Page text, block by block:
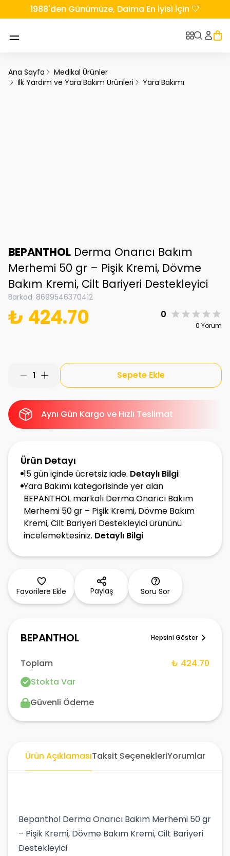
1988'den Günümüze, Daima En İyisi İçin 🤍
Ana Sayfa
Medikal Ürünler
İlk Yardım ve Yara Bakım Ürünleri
Yara Bakımı
BEPANTHOL Derma Onarıcı Bakım
Merhemi 50 gr – Pişik Kremi, Dövme
Bakım Kremi, Cilt Bariyeri Destekleyici
Barkod: 8699546370412
₺ 424.70 0
0 Yorum
1 Sepete Ekle
Aynı Gün Kargo ve Hızlı Teslimat
Ürün Detayı
15 gün içinde ücretsiz iade. Detaylı Bilgi
Yara Bakımı kategorisinde yer alan
BEPANTHOL markalı Derma Onarıcı Bakım
Merhemi 50 gr – Pişik Kremi, Dövme Bakım
Kremi, Cilt Bariyeri Destekleyici ürününü
incelemektesiniz. Detaylı Bilgi
Favorilere Ekle Paylaş Soru Sor
BEPANTHOL Hepsini Göster
Toplam
₺ 424.70
Stokta Var
Güvenli Ödeme
Ürün AçıklamasıTaksit SeçenekleriYorumlar
Bepanthol Derma Onarıcı Bakım Merhemi 50 gr
– Pişik Kremi, Dövme Bakım Kremi, Cilt Bariyeri
Destekleyici